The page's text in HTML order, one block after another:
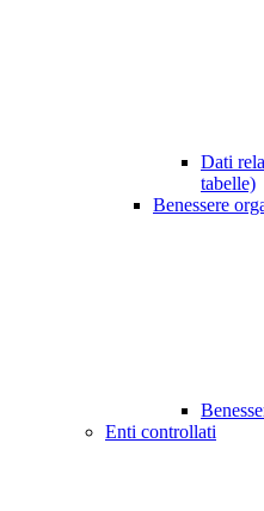
Dati
tabelle)
Benessere
Enti controllati